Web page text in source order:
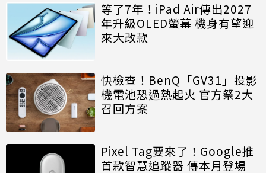
等了7年！iPad Air傳出2027
年升級OLED螢幕 機身有望迎
來大改款
快檢查！BenQ「GV31」投影
機電池恐過熱起火 官方祭2大
召回方案
Pixel Tag要來了！Google推
首款智慧追蹤器 傳本月登場